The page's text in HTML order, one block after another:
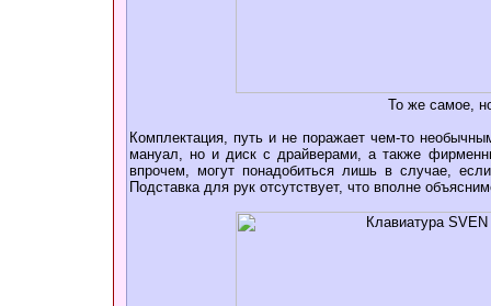
То же самое,
Комплектация, путь и не поражает чем-то
мануал, но и диск с драйверами, а также
впрочем, могут понадобиться лишь в случае,
Подставка для рук отсутствует, что вполне